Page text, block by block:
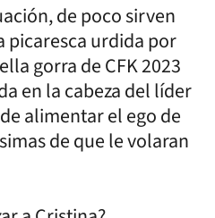
de poco sirven
picaresca urdida por
gorra de CFK 2023
en la cabeza del líder
alimentar el ego de
de que le volaran